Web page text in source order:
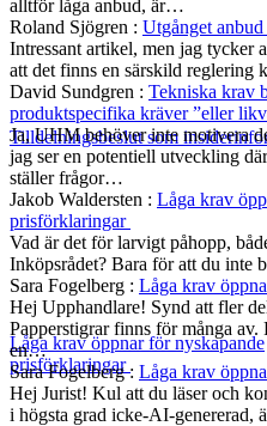
Tilldelningsbeslut som
Låga krav öppnar för nyskapande
prisförklaringar
alltför låga anbud, är…
Roland Sjögren : Utgånget
Intressant artikel, men jag tycker
att det finns en särskild
David Sundgren : Tekniska krav
produktspecifika kräver ”eller
Ja, UHM behöver inte motivera
jag ser en potentiell utveckling
ställer frågor…
Jakob Waldersten : Låga krav
prisförklaringar
Vad är det för larvigt påhopp,
Inköpsrådet? Bara för att du inte
Sara Fogelberg : Låga krav
Hej Upphandlare! Synd att fler
Papperstigrar finns för många
en…
Sara Fogelberg: Låga krav
Hej Jurist! Kul att du läser och
i högsta grad icke-AI-genererad,